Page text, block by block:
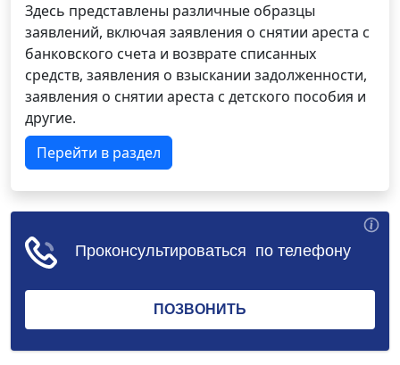
Здесь представлены различные образцы
заявлений, включая заявления о снятии ареста с
банковского счета и возврате списанных
средств, заявления о взыскании задолженности,
заявления о снятии ареста с детского пособия и
другие.
Перейти в раздел